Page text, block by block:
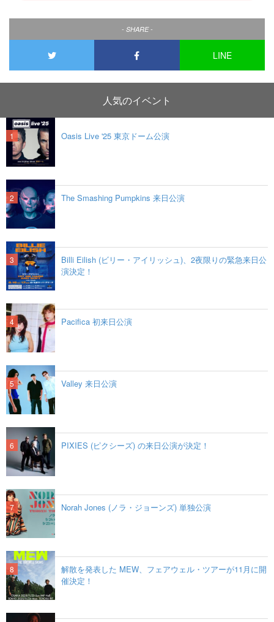
- SHARE -
LINE
人気のイベント
Oasis Live '25 東京ドーム公演
The Smashing Pumpkins 来日公演
Billi Eilish (ビリー・アイリッシュ)、2夜限りの緊急来日公
演決定！
Pacifica 初来日公演
Valley 来日公演
PIXIES (ピクシーズ) の来日公演が決定！
Norah Jones (ノラ・ジョーンズ) 単独公演
解散を発表した MEW、フェアウェル・ツアーが11月に開
催決定！